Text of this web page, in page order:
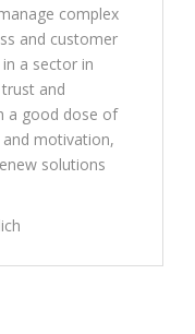
complex
and customer
a sector in
and
a good dose of
motivation,
solutions